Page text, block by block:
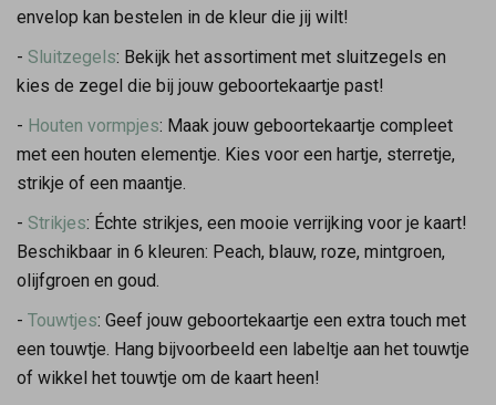
envelop kan bestelen in de kleur die jij wilt!
- Sluitzegels: Bekijk het assortiment met sluitzegels en
kies de zegel die bij jouw geboortekaartje past!
- Houten vormpjes: Maak jouw geboortekaartje compleet
met een houten elementje. Kies voor een hartje, sterretje,
strikje of een maantje.
- Strikjes: Échte strikjes, een mooie verrijking voor je kaart!
Beschikbaar in 6 kleuren: Peach, blauw, roze, mintgroen,
olijfgroen en goud.
- Touwtjes: Geef jouw geboortekaartje een extra touch met
een touwtje. Hang bijvoorbeeld een labeltje aan het touwtje
of wikkel het touwtje om de kaart heen!